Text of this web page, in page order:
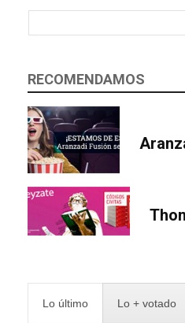
RECOMENDAMOS
Lo último Lo + votado